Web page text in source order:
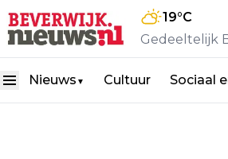
19°C
Gedeeltelijk
Nieuws ▼ Cultuur Sociaal